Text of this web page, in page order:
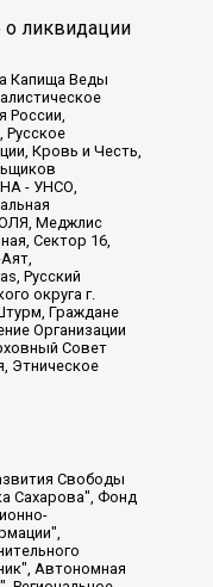
о ликвидации
Капища Веды
России,
Русское
Кровь и Честь,
- УНСО,
Меджлис
Сектор 16,
Русский
округа г.
Граждане
Организации
Совет
Этническое
тезисы", Данилович Ирина Брониславовна, Кашин Олег Владимирович, Петров Николай Владимирович, Пивоваров Алексей Владимирович, Соколов Михаил Владимирович, Цветкова Юлия Владимировна, Чичваркин Евгений Александрович, Комитет против пыток/Команда против пыток, Общество с ограниченной ответственностью "Первый научный", Общество с ограниченной ответственностью "Вертолет и ко", Белоцерковская Вероника Борисовна, Кац Максим Евгеньевич, Лазарева Татьяна Юрьевна, Шаведдинов Руслан Табризович, Яшин Илья Валерьевич, Общество с ограниченной ответственностью "Иноагент ААВ", Алешковский Дмитрий Петрович, Альбац Евгения Марковна, Быков Дмитрий Львович, Галямина Юлия Евгеньевна, Лойко Сергей Леонидович, Мартынов Кирилл Константинович, Медведев Сергей Александрович, Крашенинников Федор Геннадиевич, Гордеева Катерина Вл